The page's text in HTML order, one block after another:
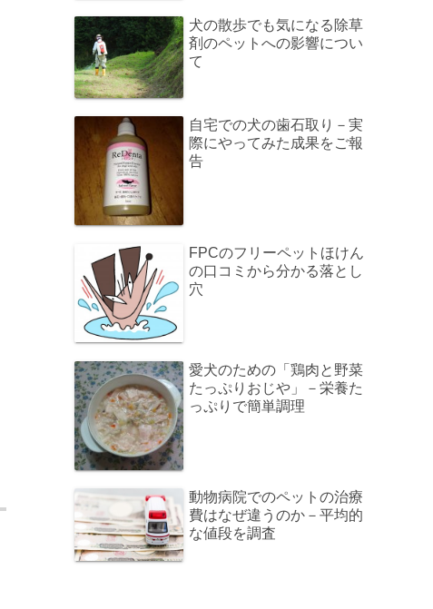
犬の散歩でも気になる除草
剤のペットへの影響につい
て
自宅での犬の歯石取り－実
際にやってみた成果をご報
告
FPCのフリーペットほけん
の口コミから分かる落とし
穴
愛犬のための「鶏肉と野菜
たっぷりおじや」－栄養た
っぷりで簡単調理
動物病院でのペットの治療
費はなぜ違うのか－平均的
な値段を調査